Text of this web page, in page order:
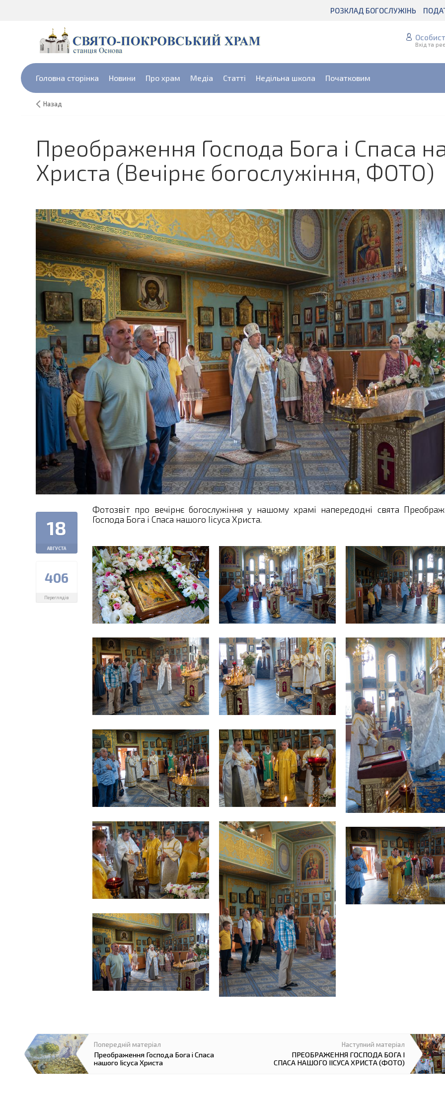
РОЗКЛАД БОГОСЛУЖІНЬ
Вхід та
Головна сторінка Новини Про храм Медіа Статті Недільна школа Початковим
Назад
Преображення Господа Бога і Спаса
Христа (Вечірнє богослужіння, ФОТО)
18
АВГУСТА
406
Переглядів
Фотозвіт про вечірнє богослужіння у нашому храмі напередодні свята
Господа Бога і Спаса нашого Іісуса Христа.
Преображення Господа Бога і Спаса
нашого Іісуса Христа
ПРЕОБРАЖЕННЯ ГОСПОДА БОГА І
СПАСА НАШОГО ІІСУСА ХРИСТА (ФОТО)